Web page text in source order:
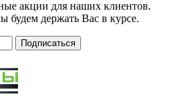
акции для наших клиентов.
держать Вас в курсе.
Подписаться